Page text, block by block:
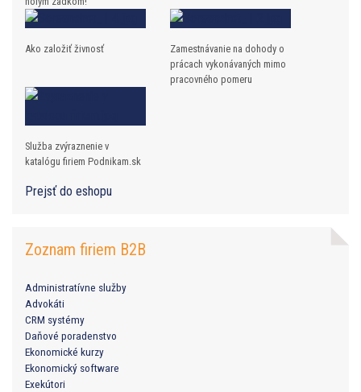
Ako založiť živnosť
Zamestnávanie na dohody o
prácach vykonávaných mimo
pracovného pomeru
Služba zvýraznenie v
katalógu firiem Podnikam.sk
Prejsť do eshopu
Zoznam firiem B2B
Administratívne služby
Advokáti
CRM systémy
Daňové poradenstvo
Ekonomické kurzy
Ekonomický software
Exekútori